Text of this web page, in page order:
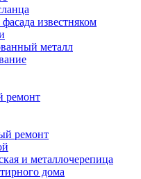
известняком
металл
ремонт
ремонт
и металлочерепица
дома